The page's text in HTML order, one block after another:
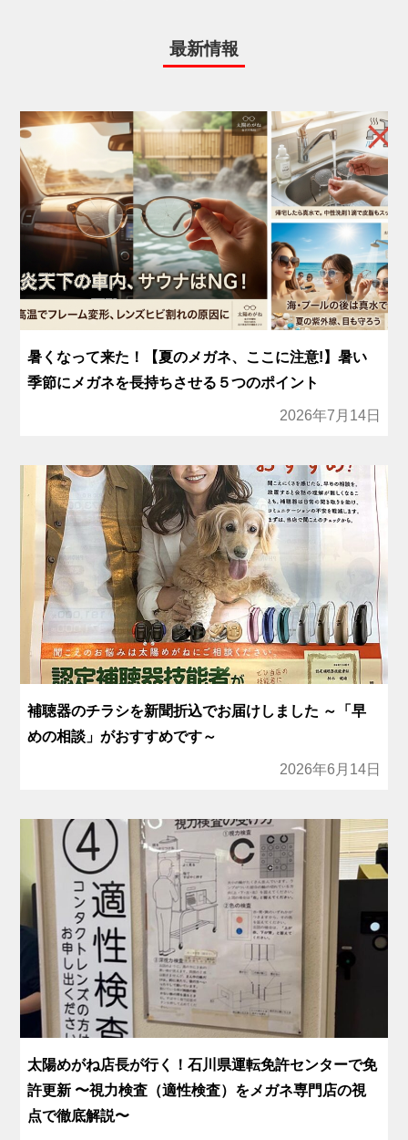
最新情報
暑くなって来た！【夏のメガネ、ここに注意!】暑い
季節にメガネを長持ちさせる５つのポイント
2026年7月14日
補聴器のチラシを新聞折込でお届けしました ～「早
めの相談」がおすすめです～
2026年6月14日
太陽めがね店長が行く！石川県運転免許センターで免
許更新 〜視力検査（適性検査）をメガネ専門店の視
点で徹底解説〜